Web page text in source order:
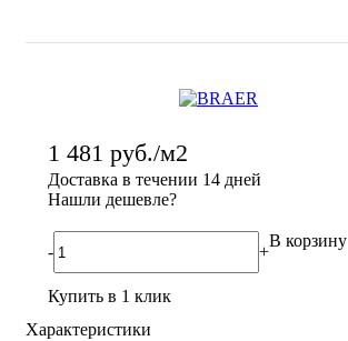
1 481 руб./м2
Доставка в течении 14 дней
Нашли дешевле?
- +
В корзину
Купить в 1 клик
Характеристики